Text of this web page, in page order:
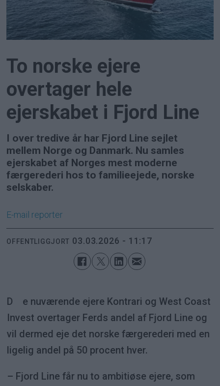
To norske ejere
overtager hele
ejerskabet i Fjord Line
I over tredive år har Fjord Line sejlet
mellem Norge og Danmark. Nu samles
ejerskabet af Norges mest moderne
færgerederi hos to familieejede, norske
selskaber.
E-mail reporter
OFFENTLIGGJORT 03.03.2026 - 11:17
De nuværende ejere Kontrari og West Coast
Invest overtager Ferds andel af Fjord Line og
vil dermed eje det norske færgerederi med en
ligelig andel på 50 procent hver.
– Fjord Line får nu to ambitiøse ejere, som